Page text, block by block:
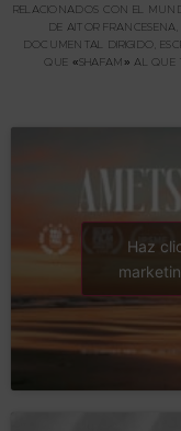
RELACIONADOS CON EL
DE AITOR
DOCUMENTAL DIRIGIDO,
QUE «SHAFAM» AL QUE
Haz